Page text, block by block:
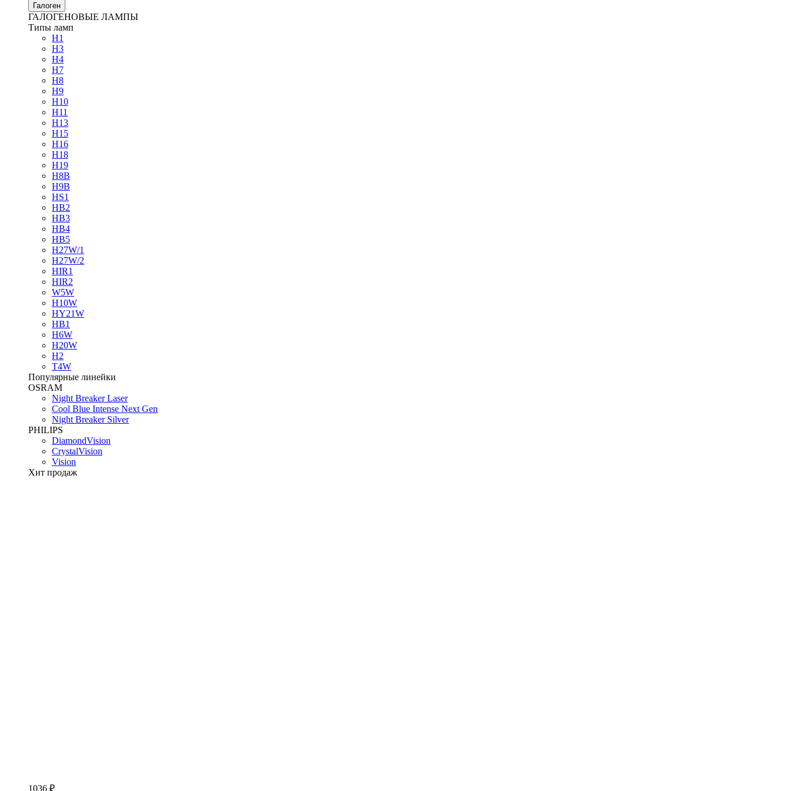
Галоген
ГАЛОГЕНОВЫЕ ЛАМПЫ
Типы ламп
H1
H3
H4
H7
H8
H9
H10
H11
H13
H15
H16
H18
H19
H8B
H9B
HS1
HB2
HB3
HB4
HB5
H27W/1
H27W/2
HIR1
HIR2
W5W
H10W
HY21W
HB1
H6W
H20W
H2
T4W
Популярные линейки
OSRAM
Night Breaker Laser
Cool Blue Intense Next Gen
Night Breaker Silver
PHILIPS
DiamondVision
CrystalVision
Vision
Хит продаж
1036 ₽